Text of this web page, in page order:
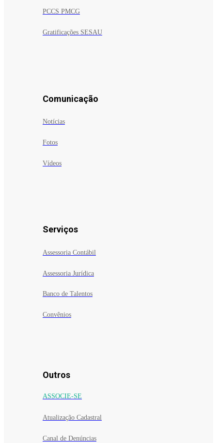
PCCS PMCG
Gratificações SESAU
Comunicação
Notícias
Fotos
Vídeos
Serviços
Assessoria Contábil
Assessoria Jurídica
Banco de Talentos
Convênios
Outros
ASSOCIE-SE
Atualização Cadastral
Canal de Denúncias